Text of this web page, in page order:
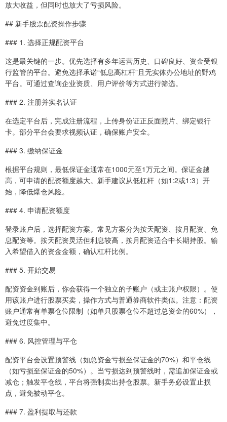
放大收益，但同时也放大了亏损风险。
## 新手股票配资操作步骤
### 1. 选择正规配资平台
这是最关键的一步。优先选择有多年运营历史、口碑良好、资金受银
行监管的平台。避免选择承诺“低息高杠杆”且无实体办公地址的野鸡
平台。可通过查询企业资质、用户评价等方式进行筛选。
### 2. 注册并实名认证
在选定平台后，完成注册流程，上传身份证正反面照片、绑定银行
卡。部分平台会要求视频认证，确保账户安全。
### 3. 缴纳保证金
根据平台规则，最低保证金通常在1000元至1万元之间。保证金越
高，可申请的配资额度越大。新手建议从低杠杆（如1:2或1:3）开
始，降低爆仓风险。
### 4. 申请配资额度
登录账户后，选择配资方案。常见方案分为按天配资、按月配资、免
息配资等。按天配资灵活但利息较高，按月配资适合中长期持股。输
入希望借入的资金金额，确认杠杆比例。
### 5. 开始交易
配资资金到账后，你会获得一个独立的子账户（或主账户权限）。使
用该账户进行股票买卖，操作方式与普通券商软件类似。注意：配资
账户通常有单票仓位限制（如单只股票仓位不超过总资金的60%），
避免过度集中。
### 6. 风控管理与平仓
配资平台会设置预警线（如总资金亏损至保证金的70%）和平仓线
（如亏损至保证金的50%）。当亏损达到预警线时，需追加保证金或
减仓；触发平仓线，平台将强制卖出持仓股票。新手务必设置止损
点，避免被动平仓。
### 7. 盈利提取与还款